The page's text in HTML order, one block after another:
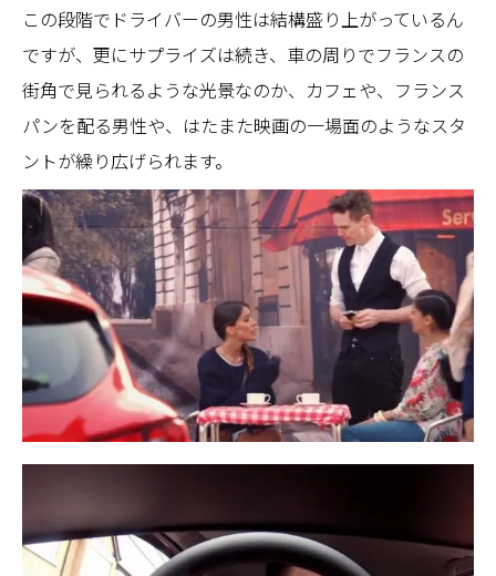
この段階でドライバーの男性は結構盛り上がっているん
ですが、更にサプライズは続き、車の周りでフランスの
街角で見られるような光景なのか、カフェや、フランス
パンを配る男性や、はたまた映画の一場面のようなスタ
ントが繰り広げられます。